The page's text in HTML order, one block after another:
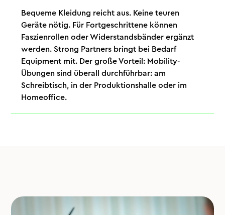
Bequeme Kleidung reicht aus. Keine teuren
Geräte nötig. Für Fortgeschrittene können
Faszienrollen oder Widerstandsbänder ergänzt
werden. Strong Partners bringt bei Bedarf
Equipment mit. Der große Vorteil: Mobility-
Übungen sind überall durchführbar: am
Schreibtisch, in der Produktionshalle oder im
Homeoffice.